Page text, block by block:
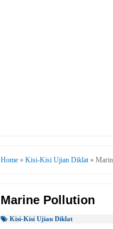
Home » Kisi-Kisi Ujian Diklat»
Marine Pollution
Kisi-Kisi Ujian Diklat